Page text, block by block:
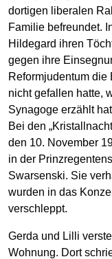
dortigen liberalen
Familie befreundet.
Hildegard ihren
gegen ihre
Reformjudentum die
nicht gefallen hatte,
Synagoge erzählt
Bei den
den 10. November
in der
Swarsenski. Sie
wurden in das
verschleppt.
Gerda und Lilli
Wohnung. Dort